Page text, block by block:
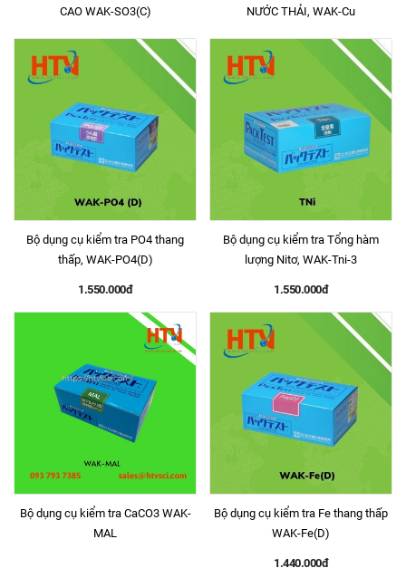
CAO WAK-SO3(C)
NƯỚC THẢI, WAK-Cu
Bộ dụng cụ kiểm tra PO4 thang
thấp, WAK-PO4(D)
1.550.000đ
Bộ dụng cụ kiểm tra Tổng hàm
lượng Nitơ, WAK-Tni-3
1.550.000đ
Bộ dụng cụ kiểm tra CaCO3 WAK-
MAL
Bộ dụng cụ kiểm tra Fe thang thấp
WAK-Fe(D)
1.440.000đ